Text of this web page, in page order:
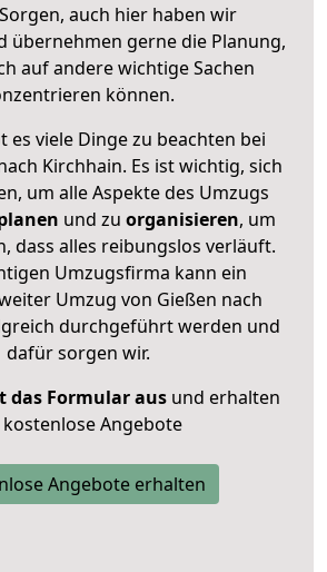
auch hier haben wir
übernehmen gerne die Planung,
auf andere wichtige Sachen
können.
es viele Dinge zu beachten bei
Kirchhain. Es ist wichtig, sich
um alle Aspekte des Umzugs
und zu organisieren, um
dass alles reibungslos verläuft.
Umzugsfirma kann ein
Umzug von Gießen nach
durchgeführt werden und
dafür sorgen wir.
das Formular ausund erhalten
kostenlose Angebote
Angebote erhalten